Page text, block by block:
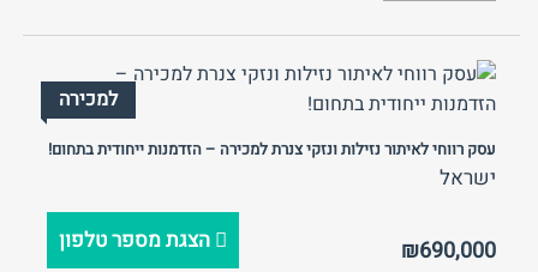
למכירה
עסק רווחי לאיתור נזילות ונזקי צנרת למכירה – הזדמנות ייחודית בתחום!
ישראל
₪690,000 הצגת מספר טלפון